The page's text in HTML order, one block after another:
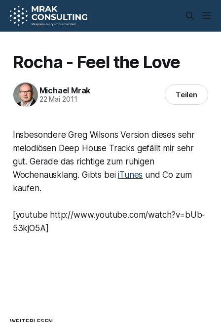
Rocha - Feel the Love
Michael Mrak
22 Mai 2011 Teilen
Insbesondere Greg Wilsons Version dieses sehr
melodiösen Deep House Tracks gefällt mir sehr
gut. Gerade das richtige zum ruhigen
Wochenausklang. Gibts beiiTunes und Co zum
kaufen.
[youtube http://www.youtube.com/watch?v=bUb-
53kjO5A]